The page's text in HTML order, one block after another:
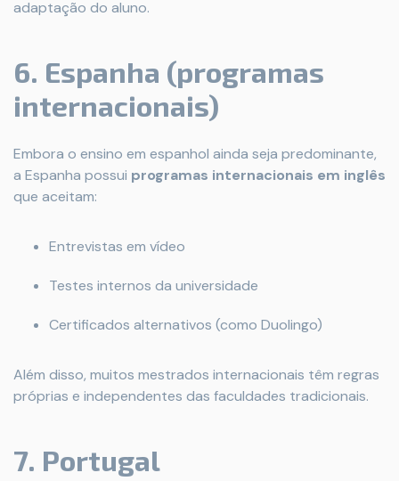
adaptação do aluno.
6. Espanha (programas
internacionais)
Embora o ensino em espanhol ainda seja predominante,
a Espanha possui programas internacionais em inglês
que aceitam:
Entrevistas em vídeo
Testes internos da universidade
Certificados alternativos (como Duolingo)
Além disso, muitos mestrados internacionais têm regras
próprias e independentes das faculdades tradicionais.
7. Portugal